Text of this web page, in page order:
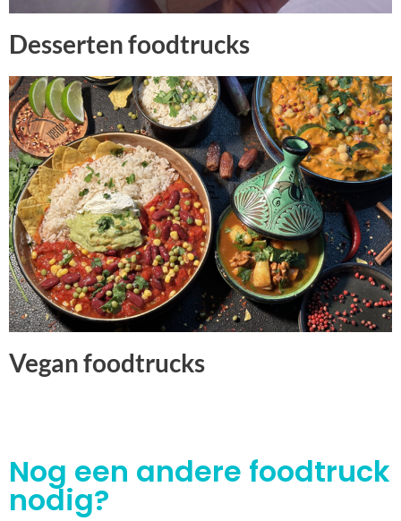
Desserten foodtrucks
Vegan foodtrucks
Nog een andere foodtruck
nodig?